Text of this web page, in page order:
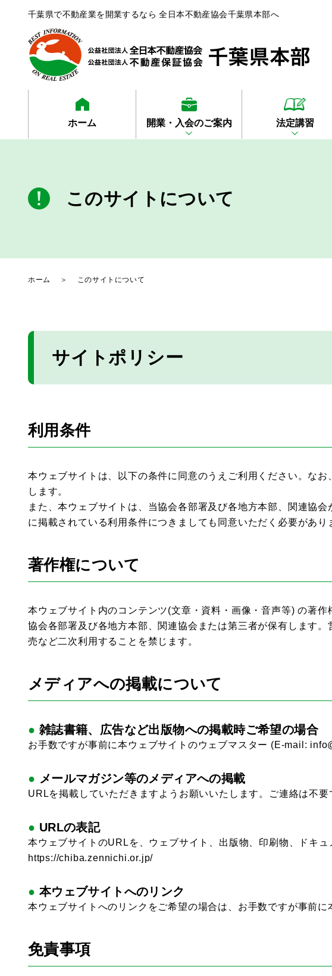
千葉県で不動産業を開業するなら 全日本不動産協会千葉県本部へ
ホーム 開業・入会のご案内 法定講習
このサイトについて
ホーム ＞ このサイトについて
サイトポリシー
利用条件
本ウェブサイトは、以下の条件に同意のうえご利用ください。な
します。
また、本ウェブサイトは、当協会各部署及び各地方本部、関連協
に掲載されている利用条件につきましても同意いただく必要があり
著作権について
本ウェブサイト内のコンテンツ(文章・資料・画像・音声等) の著
協会各部署及び各地方本部、関連協会または第三者が保有します
売など二次利用することを禁じます。
メディアへの掲載について
雑誌書籍、広告など出版物への掲載時ご希望の場合
お手数ですが事前に本ウェブサイトのウェブマスター (E-mail:
メールマガジン等のメディアへの掲載
URLを掲載していただきますようお願いいたします。ご連絡は不要
URLの表記
本ウェブサイトのURLを、ウェブサイト、出版物、印刷物、ドキ
https://chiba.zennichi.or.jp/
本ウェブサイトへのリンク
本ウェブサイトへのリンクをご希望の場合は、お手数ですが事前
免責事項